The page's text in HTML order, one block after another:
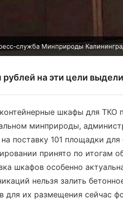
служба Минприроды
рублей на эти цели
шкафы для ТКО
минприроды,
поставку 101 площадки
принято по итогам
шкафов особенно
нельзя залить
для их размещения сейчас